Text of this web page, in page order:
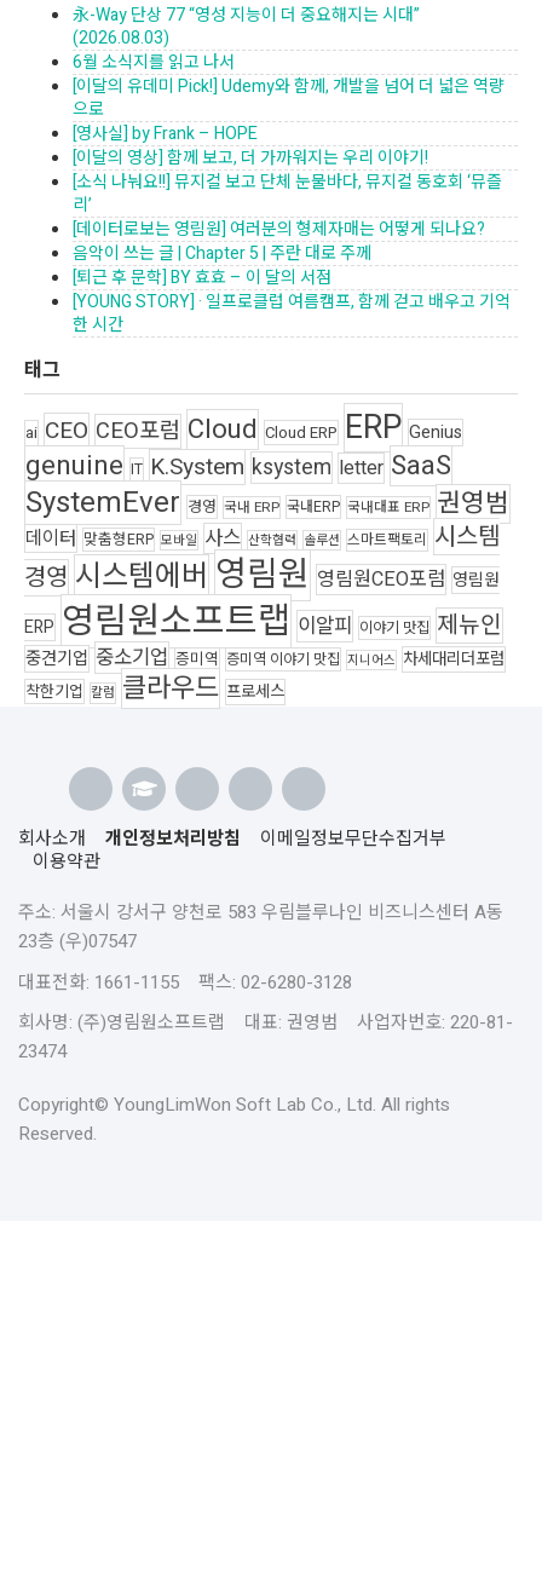
永-Way 단상 77 “영성 지능이 더 중요해지는 시대”
(2026.08.03)
6월 소식지를 읽고 나서
[이달의 유데미 Pick!] Udemy와 함께, 개발을 넘어 더 넓은 역량
으로
[영사실] by Frank – HOPE
[이달의 영상] 함께 보고, 더 가까워지는 우리 이야기!
[소식 나눠요!!] 뮤지컬 보고 단체 눈물바다, 뮤지컬 동호회 ‘뮤즐
리’
[데이터로보는 영림원] 여러분의 형제자매는 어떻게 되나요?
음악이 쓰는 글 | Chapter 5 | 주란 대로 주께
[퇴근 후 문학] BY 효효 – 이 달의 서점
[YOUNG STORY] · 일프로클럽 여름캠프, 함께 걷고 배우고 기억
한 시간
태그
ai CEO CEO포럼 Cloud Cloud ERP ERP Genius
genuine IT K.System ksystem letter SaaS
SystemEver 경영 국내 ERP 국내ERP 국내대표 ERP 권영범
데이터 맞춤형ERP 모바일 사스 산학협력 솔루션 스마트팩토리 시스템
경영 시스템에버 영림원 영림원CEO포럼 영림원
ERP 영림원소프트랩 이알피 이야기 맛집 제뉴인
중견기업 중소기업 증미역 증미역 이야기 맛집 지니어스 차세대리더포럼
착한기업 칼럼 클라우드 프로세스
회사소개 개인정보처리방침
이메일정보무단수집거부
이용약관
주소: 서울시 강서구 양천로 583 우림블루나인 비즈니스센터 A동
23층 (우)07547
대표전화: 1661-1155 팩스: 02-6280-3128
회사명: (주)영림원소프트랩 대표: 권영범 사업자번호: 220-81-
23474
Copyright© YoungLimWon Soft Lab Co., Ltd. All rights
Reserved.